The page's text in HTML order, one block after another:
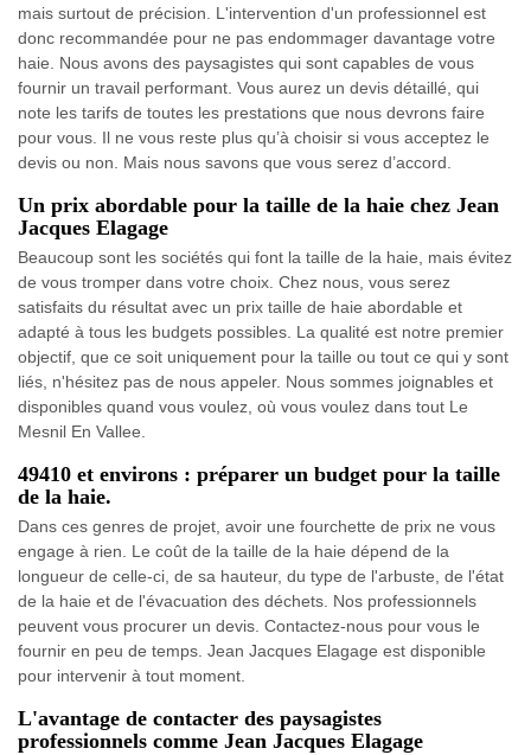
mais surtout de précision. L'intervention d'un professionnel est
donc recommandée pour ne pas endommager davantage votre
haie. Nous avons des paysagistes qui sont capables de vous
fournir un travail performant. Vous aurez un devis détaillé, qui
note les tarifs de toutes les prestations que nous devrons faire
pour vous. Il ne vous reste plus qu’à choisir si vous acceptez le
devis ou non. Mais nous savons que vous serez d’accord.
Un prix abordable pour la taille de la haie chez Jean
Jacques Elagage
Beaucoup sont les sociétés qui font la taille de la haie, mais évitez
de vous tromper dans votre choix. Chez nous, vous serez
satisfaits du résultat avec un prix taille de haie abordable et
adapté à tous les budgets possibles. La qualité est notre premier
objectif, que ce soit uniquement pour la taille ou tout ce qui y sont
liés, n'hésitez pas de nous appeler. Nous sommes joignables et
disponibles quand vous voulez, où vous voulez dans tout Le
Mesnil En Vallee.
49410 et environs : préparer un budget pour la taille
de la haie.
Dans ces genres de projet, avoir une fourchette de prix ne vous
engage à rien. Le coût de la taille de la haie dépend de la
longueur de celle-ci, de sa hauteur, du type de l'arbuste, de l'état
de la haie et de l'évacuation des déchets. Nos professionnels
peuvent vous procurer un devis. Contactez-nous pour vous le
fournir en peu de temps. Jean Jacques Elagage est disponible
pour intervenir à tout moment.
L'avantage de contacter des paysagistes
professionnels comme Jean Jacques Elagage